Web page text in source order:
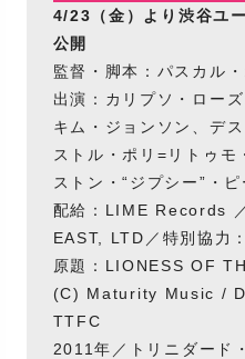
4/23（金）より渋谷ユ
公開
監督・脚本：パスカル
出演：カリプソ・ロー
キム・ジョンソン、デ
ストル・ポリ=リトゥモ
ストン・“ジプシー”・
配給：LIME Records
EAST, LTD／特別協力
原題：LIONESS OF
(C) Maturity Music /
TTFC
2011年／トリニダード